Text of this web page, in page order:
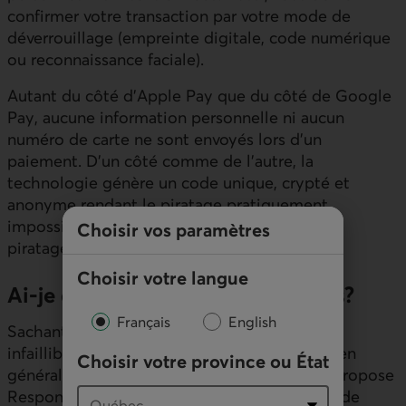
Choisir vos paramètres
Choisir votre langue
Français English
Choisir votre province ou État
confirmer votre transaction par votre mode de
déverrouillage (empreinte digitale, code numérique
ou reconnaissance faciale).
Autant du côté d’Apple Pay que du côté de Google
Pay, aucune information personnelle ni aucun
numéro de carte ne sont envoyés lors d’un
paiement. D’un côté comme de l’autre, la
technologie génère un code unique, crypté et
anonyme rendant le piratage pratiquement
impossible. D’ailleurs, à ce jour, aucun cas de
piratage direct n’a été rapporté!
Ai-je des garanties de protections?
Sachant qu’aucun système n’est totalement
infaillible, les institutions financières offrent en
général des plans de protection. Desjardins propose
Responsabilité zéro qui vous protège en cas de